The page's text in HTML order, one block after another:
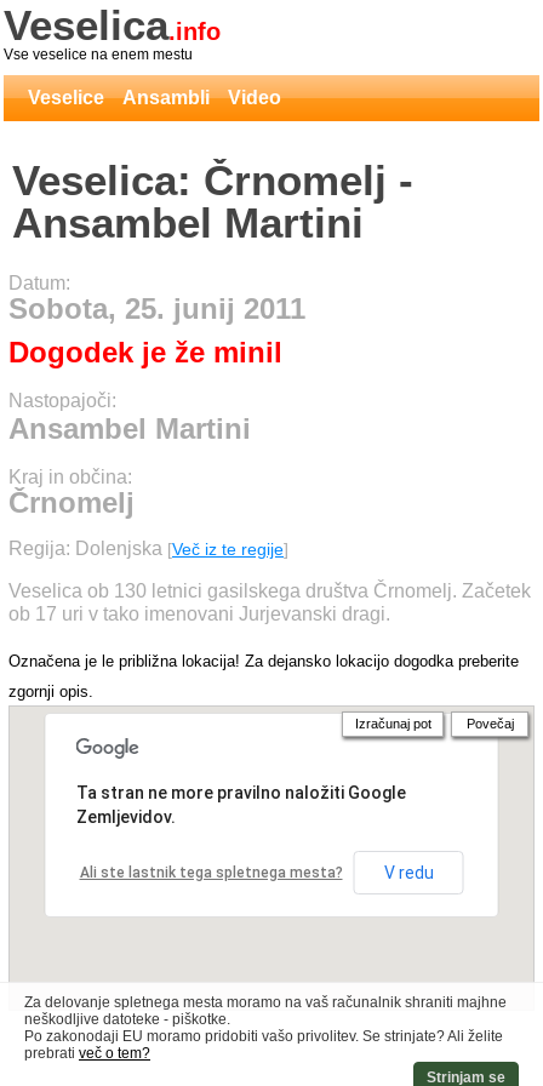
Veselica.info
Vse veselice na enem mestu
Veselice Ansambli Video
Veselica: Črnomelj -
Ansambel Martini
Datum:
Sobota, 25. junij 2011
Dogodek je že minil
Nastopajoči:
Ansambel Martini
Kraj in občina:
Črnomelj
Regija: Dolenjska [Več iz te regije]
Veselica ob 130 letnici gasilskega društva Črnomelj. Začetek
ob 17 uri v tako imenovani Jurjevanski dragi.
Označena je le približna lokacija! Za dejansko lokacijo dogodka preberite
zgornji opis.
Ta stran ne more pravilno naložiti Google
Zemljevidov.
Ali ste lastnik tega spletnega mesta? V redu
Izračunaj pot Povečaj
Za delovanje spletnega mesta moramo na vaš računalnik shraniti majhne
neškodljive datoteke - piškotke.
Po zakonodaji EU moramo pridobiti vašo privolitev. Se strinjate? Ali želite
prebrati več o tem?
Strinjam se